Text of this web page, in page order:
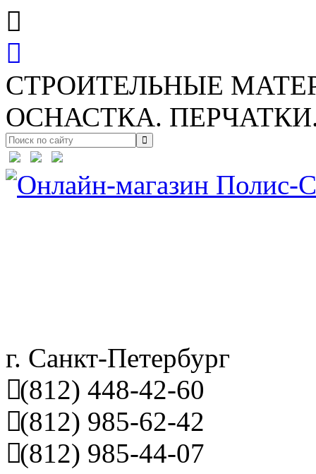
СТРОИТЕЛЬНЫЕ
ОСНАСТКА.
г. Санкт-Петербург
(812) 448-42-60
(812) 985-62-42
(812) 985-44-07